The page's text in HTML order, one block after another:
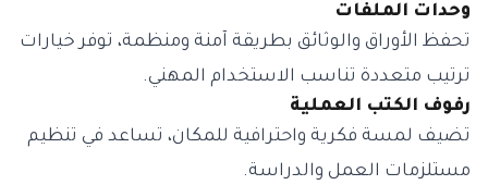
وحدات الملفات
تحفظ الأوراق والوثائق بطريقة آمنة ومنظمة، توفر خيارات
ترتيب متعددة تناسب الاستخدام المهني.
رفوف الكتب العملية
تضيف لمسة فكرية واحترافية للمكان، تساعد في تنظيم
مستلزمات العمل والدراسة.